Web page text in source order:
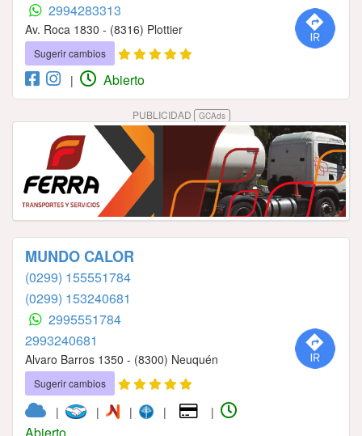
2994283313
Av. Roca 1830 - (8316) Plottier
Sugerir cambios
| Abierto
PUBLICIDAD GCAds
MUNDO CALOR
(0299) 155551784
(0299) 153240681
2995551784
2993240681
Alvaro Barros 1350 - (8300) Neuquén
Sugerir cambios
| | | | |
Abierto